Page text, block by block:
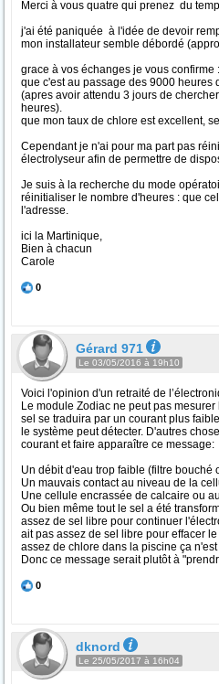
Merci à vous quatre qui prenez du
j'ai été paniquée à l'idée de devoir
mon installateur semble débordé
grace à vos échanges je vous confirme :
que c'est au passage des 9000 heures
(apres avoir attendu 3 jours de
heures).
que mon taux de chlore est excellent,
Cependant je n'ai pour ma part pas
électrolyseur afin de permettre de
Je suis à la recherche du mode
réinitialiser le nombre d'heures : que
l'adresse.
ici la Martinique,
Bien à chacun
Carole
0
Gérard 971
Le 03/05/2016 à 19h10
Voici l'opinion d'un retraité de
Le module Zodiac ne peut pas
sel se traduira par un courant plus
le système peut détecter. D'autres
courant et faire apparaître ce message:
Un débit d'eau trop faible (filtre bouché
Un mauvais contact au niveau de la
Une cellule encrassée de calcaire ou
Ou bien même tout le sel a été
assez de sel libre pour continuer
ait pas assez de sel libre pour effacer
assez de chlore dans la piscine ça
Donc ce message serait plutôt à
0
dknord
Le 25/05/2017 à 16h04